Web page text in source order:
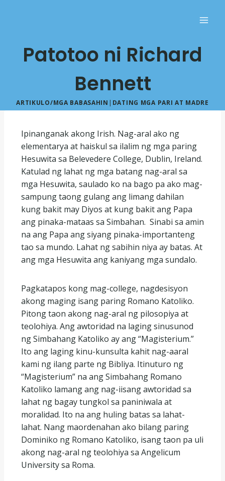
Patotoo ni Richard
Bennett
ARTIKULO/MGA BABASAHIN | DATING MGA PARI AT MADRE
Ipinanganak akong Irish. Nag-aral ako ng
elementarya at haiskul sa ilalim ng mga paring
Hesuwita sa Belevedere College, Dublin, Ireland.
Katulad ng lahat ng mga batang nag-aral sa
mga Hesuwita, saulado ko na bago pa ako mag-
sampung taong gulang ang limang dahilan
kung bakit may Diyos at kung bakit ang Papa
ang pinaka-mataas sa Simbahan. Sinabi sa amin
na ang Papa ang siyang pinaka-importanteng
tao sa mundo. Lahat ng sabihin niya ay batas. At
ang mga Hesuwita ang kaniyang mga sundalo.
Pagkatapos kong mag-college, nagdesisyon
akong maging isang paring Romano Katoliko.
Pitong taon akong nag-aral ng pilosopiya at
teolohiya. Ang awtoridad na laging sinusunod
ng Simbahang Katoliko ay ang “Magisterium.”
Ito ang laging kinu-kunsulta kahit nag-aaral
kami ng ilang parte ng Bibliya. Itinuturo ng
“Magisterium” na ang Simbahang Romano
Katoliko lamang ang nag-iisang awtoridad sa
lahat ng bagay tungkol sa paniniwala at
moralidad. Ito na ang huling batas sa lahat-
lahat. Nang maordenahan ako bilang paring
Dominiko ng Romano Katoliko, isang taon pa uli
akong nag-aral ng teolohiya sa Angelicum
University sa Roma.